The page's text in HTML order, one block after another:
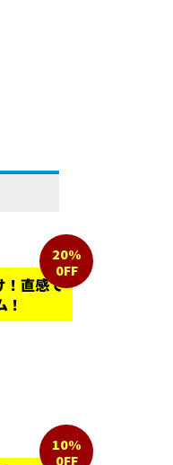
！直感で
20%
0FF
10%
0FF